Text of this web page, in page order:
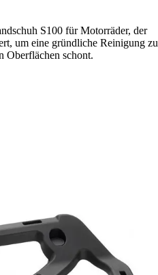
S100 für Motorräder, der
um eine gründliche Reinigung zu
Oberflächen schont.